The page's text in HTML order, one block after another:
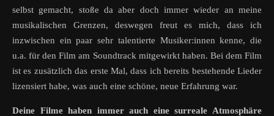
selbst gemacht, stoße da aber doch immer wieder an meine
musikalischen Grenzen, deswegen freut es mich, dass ich
inzwischen ein paar sehr talentierte Musiker:innen kenne, die
u.a. für den Film am Soundtrack mitgewirkt haben. Bei dem Film
ist es zusätzlich das erste Mal, dass ich bereits bestehende Lieder
lizensiert habe, was auch eine schöne, neue Erfahrung war.
Deine Filme haben immer auch eine surreale Atmosphäre